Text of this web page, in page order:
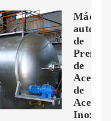
de
Prensa
de
Aceite
de
Acero